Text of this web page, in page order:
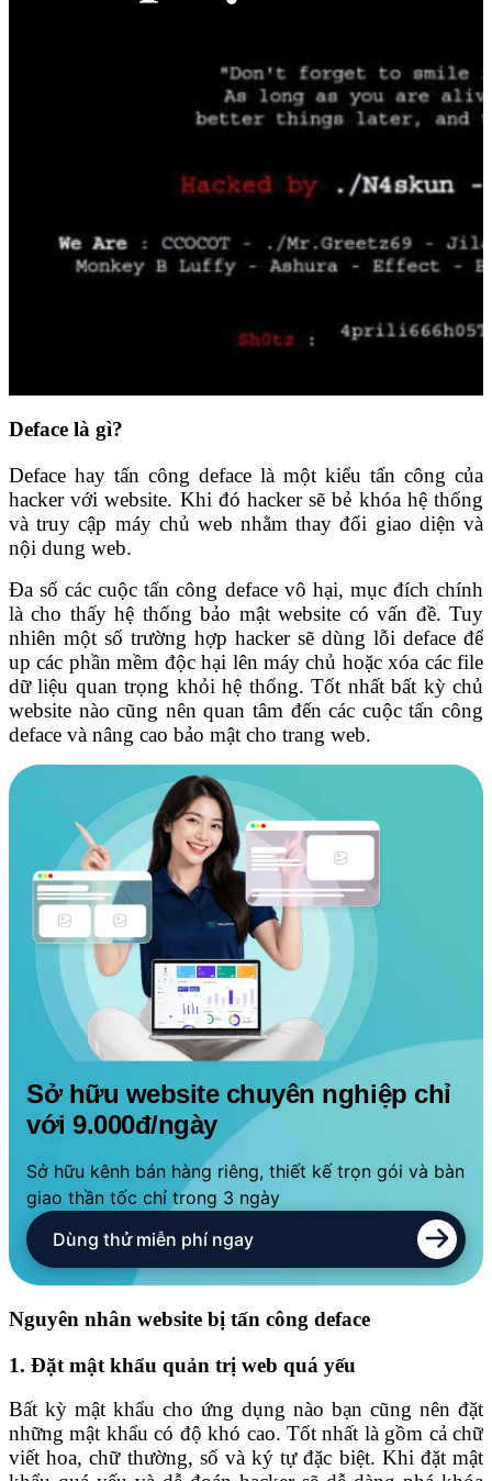
Deface là gì?
Deface hay tấn công deface là một kiểu tấn công của
hacker với website. Khi đó hacker sẽ bẻ khóa hệ thống
và truy cập máy chủ web nhằm thay đổi giao diện và
nội dung web.
Đa số các cuộc tấn công deface vô hại, mục đích chính
là cho thấy hệ thống bảo mật website có vấn đề. Tuy
nhiên một số trường hợp hacker sẽ dùng lỗi deface để
up các phần mềm độc hại lên máy chủ hoặc xóa các file
dữ liệu quan trọng khỏi hệ thống. Tốt nhất bất kỳ chủ
website nào cũng nên quan tâm đến các cuộc tấn công
deface và nâng cao bảo mật cho trang web.
Sở hữu website chuyên nghiệp chỉ
với 9.000đ/ngày
Sở hữu kênh bán hàng riêng, thiết kế trọn gói và bàn
giao thần tốc chỉ trong 3 ngày
Dùng thử miễn phí ngay
Nguyên nhân website bị tấn công deface
1. Đặt mật khẩu quản trị web quá yếu
Bất kỳ mật khẩu cho ứng dụng nào bạn cũng nên đặt
những mật khẩu có độ khó cao. Tốt nhất là gồm cả chữ
viết hoa, chữ thường, số và ký tự đặc biệt. Khi đặt mật